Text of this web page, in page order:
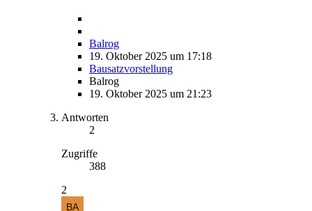
Balrog
19. Oktober 2025 um 17:18
Bausatzvorstellung
Balrog
19. Oktober 2025 um 21:23
Antworten
2
Zugriffe
388
2